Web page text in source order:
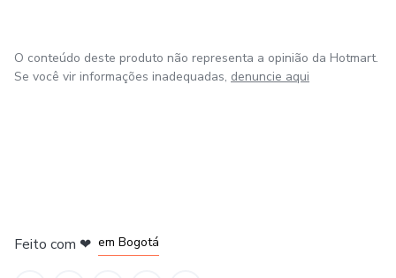
O conteúdo deste produto não representa a opinião da Hotmart.
Se você vir informações inadequadas, denuncie aqui
Feito com ❤ em Bogotá